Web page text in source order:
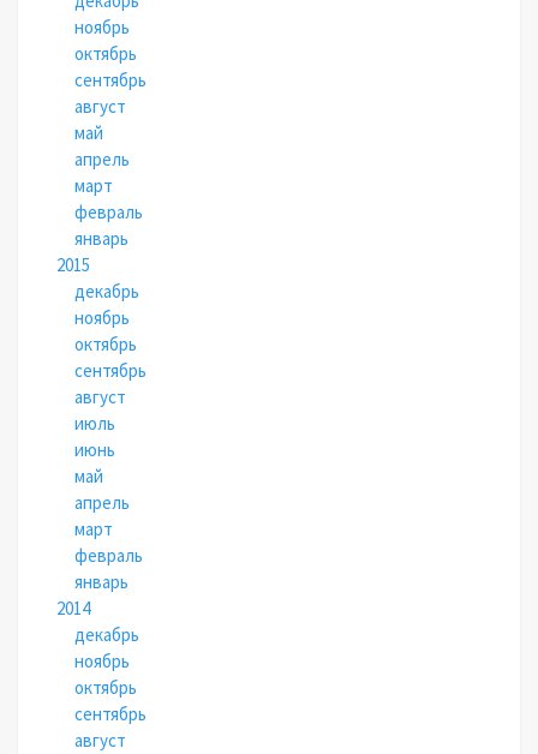
ноябрь
октябрь
сентябрь
август
май
апрель
март
февраль
январь
2015
декабрь
ноябрь
октябрь
сентябрь
август
июль
июнь
май
апрель
март
февраль
январь
2014
декабрь
ноябрь
октябрь
сентябрь
август